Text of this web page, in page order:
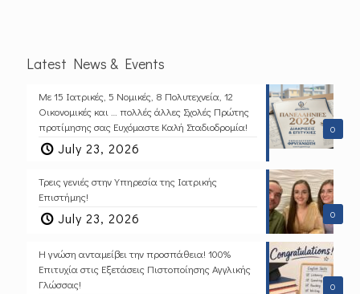
Latest News & Events
0
Με 15 Ιατρικές, 5 Νομικές, 8 Πολυτεχνεία, 12
Οικονομικές και … πολλές άλλες Σχολές Πρώτης
προτίμησης σας Ευχόμαστε Καλή Σταδιοδρομία!
July 23, 2026
0
Τρεις γενιές στην Υπηρεσία της Ιατρικής
Επιστήμης!
July 23, 2026
0
Η γνώση ανταμείβει την προσπάθεια! 100%
Επιτυχία στις Εξετάσεις Πιστοποίησης Αγγλικής
Γλώσσας!